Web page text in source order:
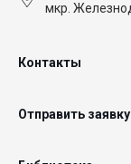
мкр.
Контакты
Отправить заявку